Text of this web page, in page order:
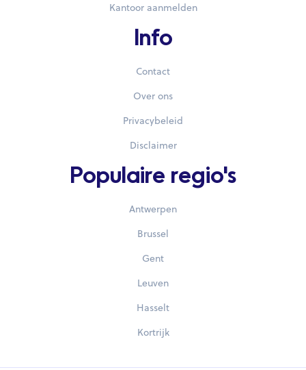
Kantoor aanmelden
Info
Contact
Over ons
Privacybeleid
Disclaimer
Populaire regio's
Antwerpen
Brussel
Gent
Leuven
Hasselt
Kortrijk